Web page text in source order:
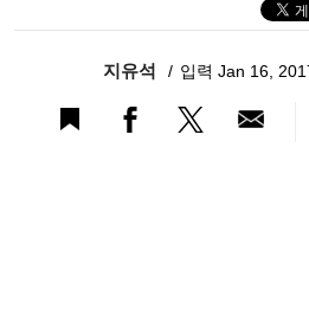
지유석 입력 Jan 16,